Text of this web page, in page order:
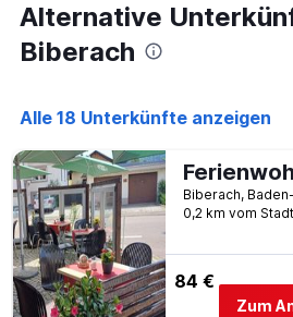
Alternative
Biberach
Alle 18 Unterkünfte anzeigen
0,2 km vom
84 €
Zum